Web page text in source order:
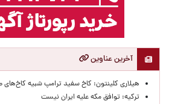
آخرین عناوین
هیلاری کلینتون: کاخ سفید ترامپ شبیه
ترکیه: توافق مکه علیه ایران نیست